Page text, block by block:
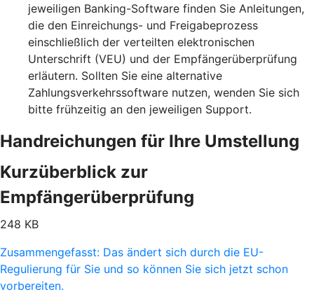
jeweiligen Banking-Software finden Sie Anleitungen,
die den Einreichungs- und Freigabeprozess
einschließlich der verteilten elektronischen
Unterschrift (VEU) und der Empfängerüberprüfung
erläutern. Sollten Sie eine alternative
Zahlungsverkehrssoftware nutzen, wenden Sie sich
bitte frühzeitig an den jeweiligen Support.
Handreichungen für Ihre Umstellung
Kurzüberblick zur
Empfängerüberprüfung
248 KB
Zusammengefasst: Das ändert sich durch die EU-
Regulierung für Sie und so können Sie sich jetzt schon
vorbereiten.